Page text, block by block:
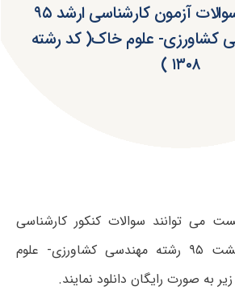
دانلود دفترچه سوالات آزمون کارشناسی ارشد ۹۵
کشاورزی- علوم خاک( کد رشته
۱۳۰۸ )
می توانند سوالات کنکور کارشناسی
ارشد سراسری اردیبهشت ۹۵ رشته مهندسی کشاورزی- علوم
به صورت رایگان دانلود نمایند.